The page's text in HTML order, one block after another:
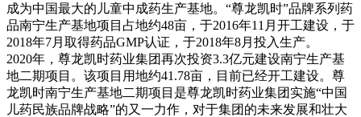
成为中国最大的儿童中成药生产基地。“尊龙凯时”品牌系列药
品南宁生产基地项目占地约48亩，于2016年11月开工建设，于
2018年7月取得药品GMP认证，于2018年8月投入生产。
2020年，尊龙凯时药业集团再次投资3.3亿元建设南宁生产基
地二期项目。该项目用地约41.78亩，目前已经开工建设。尊
龙凯时南宁生产基地二期项目是尊龙凯时药业集团实施“中国
儿药民族品牌战略”的又一力作，对于集团的未来发展和壮大